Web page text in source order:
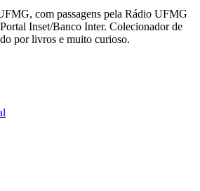
com passagens pela Rádio UFMG
Inset/Banco Inter. Colecionador de
por livros e muito curioso.